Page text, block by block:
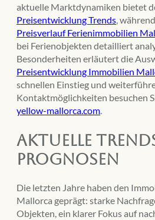
aktuelle Marktdynamiken bietet
Preisentwicklung Trends,
Preisverlauf Ferienimmobilien
bei Ferienobjekten detailliert
Besonderheiten erläutert die
Preisentwicklung Immobilien
schnellen Einstieg und
Kontaktmöglichkeiten besuchen
yellow-mallorca.com.
Aktuelle
Prognosen
Die letzten Jahre haben den
Mallorca geprägt: starke
Objekten, ein klarer Fokus auf